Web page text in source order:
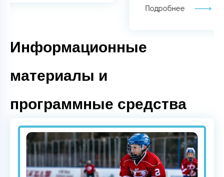
Информационные
материалы и
программные средства